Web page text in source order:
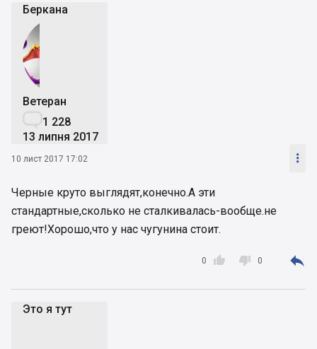
Беркана
Ветеран
1 228
13 липня 2017
10 лист 2017 17:02 
Черные круто выглядят,конечно.А эти
стандартные,сколько не сталкивалась-вообще.не
греют!Хорошо,что у нас чугунина стоит.

0  0 
Это я тут